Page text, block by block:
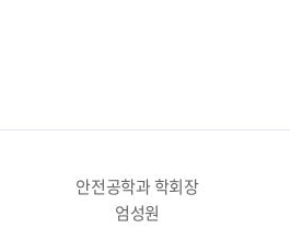
안전공학과 학회장
엄성원